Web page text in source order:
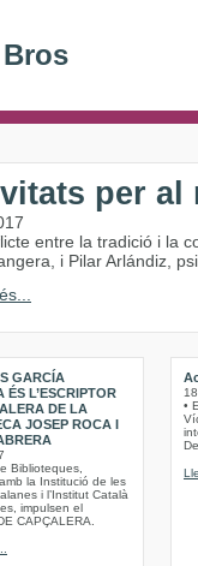
per al
entre la tradició i la
i Pilar Arlándiz,
GARCÍA
ÉS L’ESCRIPTOR
DE LA
JOSEP ROCA I
Biblioteques,
la Institució de les
i l’Institut Català
impulsen el
CAPÇALERA.
•